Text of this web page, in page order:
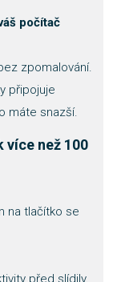
počítač
zpomalování.
připojuje
máte snazší.
více než 100
na tlačítko se
před slídily.